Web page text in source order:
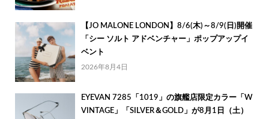
【JO MALONE LONDON】8/6(木)～8/9(日)開催
「シー ソルト アドベンチャー」ポップアップイ
ベント
2026年8月4日
EYEVAN 7285「1019」の旗艦店限定カラー「W
VINTAGE」「SILVER＆GOLD」が8月1日（土）